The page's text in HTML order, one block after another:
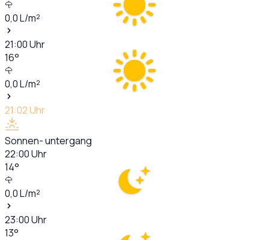
0,0L/m²
21:00Uhr
16°
0,0L/m²
21:02Uhr
Sonnen- untergang
22:00Uhr
14°
0,0L/m²
23:00Uhr
13°